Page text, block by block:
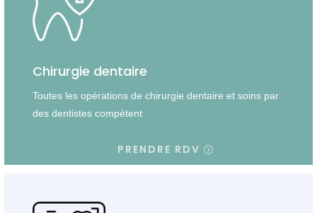
Chirurgie dentaire
Toutes les opérations de chirurgie dentaire et soins par
des dentistes compétent
PRENDRE RDV